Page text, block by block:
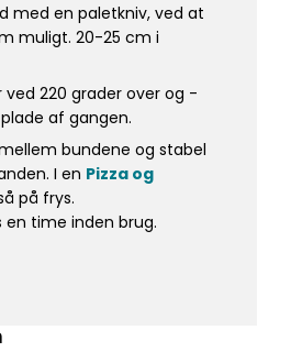
med en paletkniv, ved at
muligt. 20-25 cm i
220 grader over og -
af gangen.
bundene og stabel
I en Pizza og
på frys.
en time inden brug.